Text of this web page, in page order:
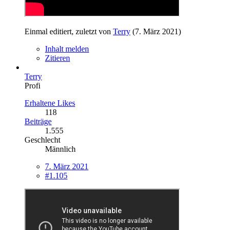
Einmal editiert, zuletzt von Terry (7. März 2021)
Inhalt melden
Zitieren
Terry
Profi
Erhaltene Likes
118
Beiträge
1.555
Geschlecht
Männlich
7. März 2021
#1.105